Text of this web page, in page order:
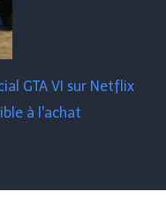
GTA VI sur Netflix
à l'achat